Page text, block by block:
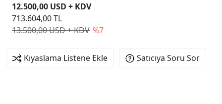
13.500,00 USD + KDV %7
12.500,00 USD + KDV
713.604,00 TL
Kıyaslama Listene Ekle Satıcıya Soru Sor